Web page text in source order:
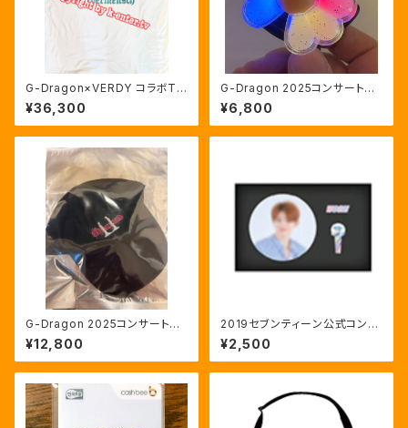
G-Dragon×VERDY コラボTシ
ャツ白(XL)
¥36,300
G-Dragon 2025コンサート公
式ミニライトキーリング
¥6,800
G-Dragon 2025コンサート公
式キャップ(未開封)
¥12,800
2019セブンティーン公式コンサ
ート バッジセット
¥2,500